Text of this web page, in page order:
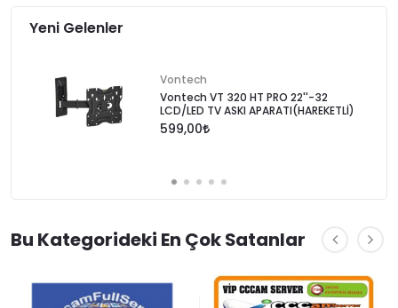
Yeni Gelenler
Vontech
Vontech VT 320 HT PRO 22''-32
LCD/LED TV ASKI APARATI(HAREKETLİ)
599,00
Bu Kategorideki En Çok Satanlar